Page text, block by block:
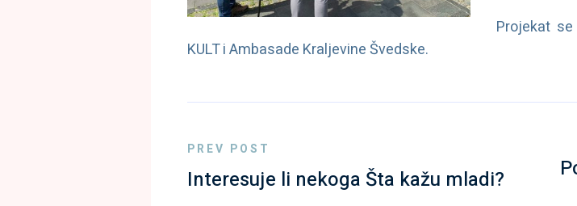
Projekat
KULT i Ambasade Kraljevine Švedske.
PREV POST
Interesuje li nekoga Šta kažu mladi?